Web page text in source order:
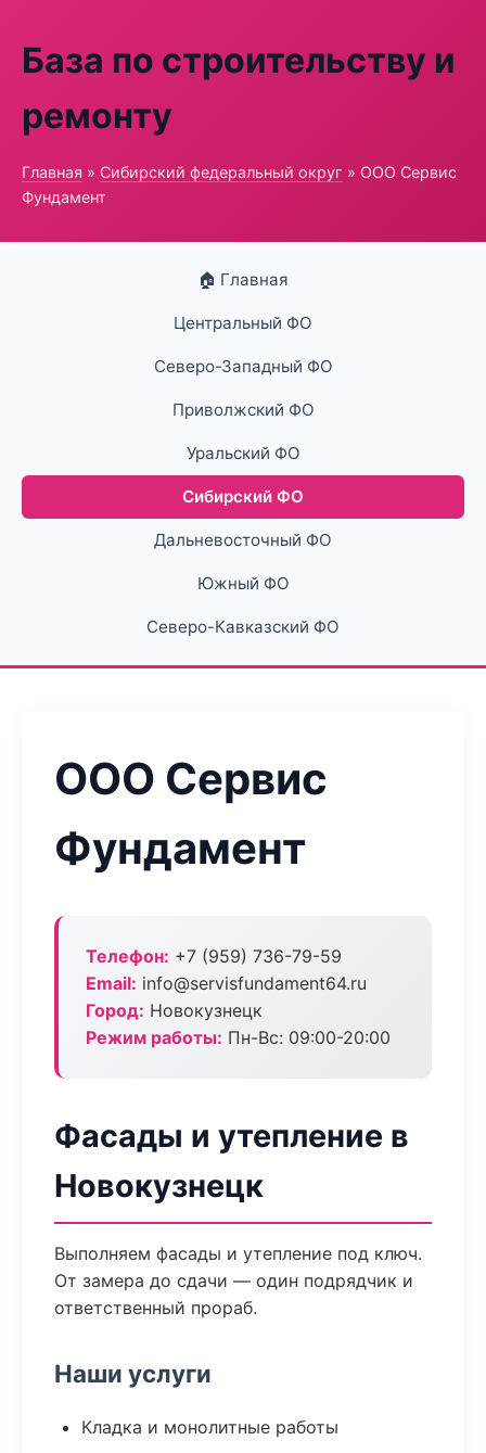
База по строительству и
ремонту
Главная » Сибирский федеральный округ » ООО Сервис
Фундамент
🏠 Главная
Центральный ФО
Северо-Западный ФО
Приволжский ФО
Уральский ФО
Сибирский ФО
Дальневосточный ФО
Южный ФО
Северо-Кавказский ФО
ООО Сервис
Фундамент
Телефон: +7 (959) 736-79-59
Email: info@servisfundament64.ru
Город: Новокузнецк
Режим работы: Пн-Вс: 09:00-20:00
Фасады и утепление в
Новокузнецк
Выполняем фасады и утепление под ключ.
От замера до сдачи — один подрядчик и
ответственный прораб.
Наши услуги
Кладка и монолитные работы